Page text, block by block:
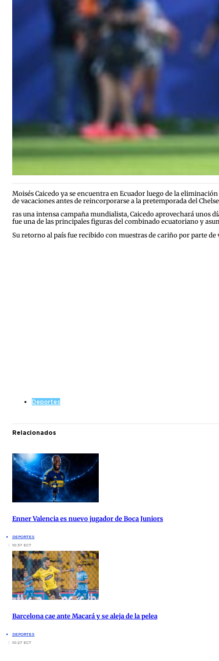
Moisés Caicedo ya se encuentra en Ecuador luego de la
de vacaciones antes de reincorporarse a la pretemporada del
ras una intensa campaña mundialista, Caicedo aprovechará unos
fue una de las principales figuras del combinado ecuatoriano y
Su retorno al país fue recibido con muestras de cariño por parte
Deportes
Relacionados
Enner Valencia es nuevo jugador de Boca Juniors
DEPORTES
10:37 ECT
Barcelona cae ante Macará y se aleja de la pelea
DEPORTES
10:27 ECT